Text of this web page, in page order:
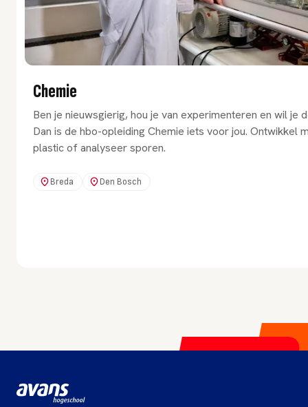
Chemie
Ben je nieuwsgierig, hou je van experimenteren en wil je
Dan is de hbo-opleiding Chemie iets voor jou. Ontwikkel
plastic of analyseer sporen.
Breda Den Bosch